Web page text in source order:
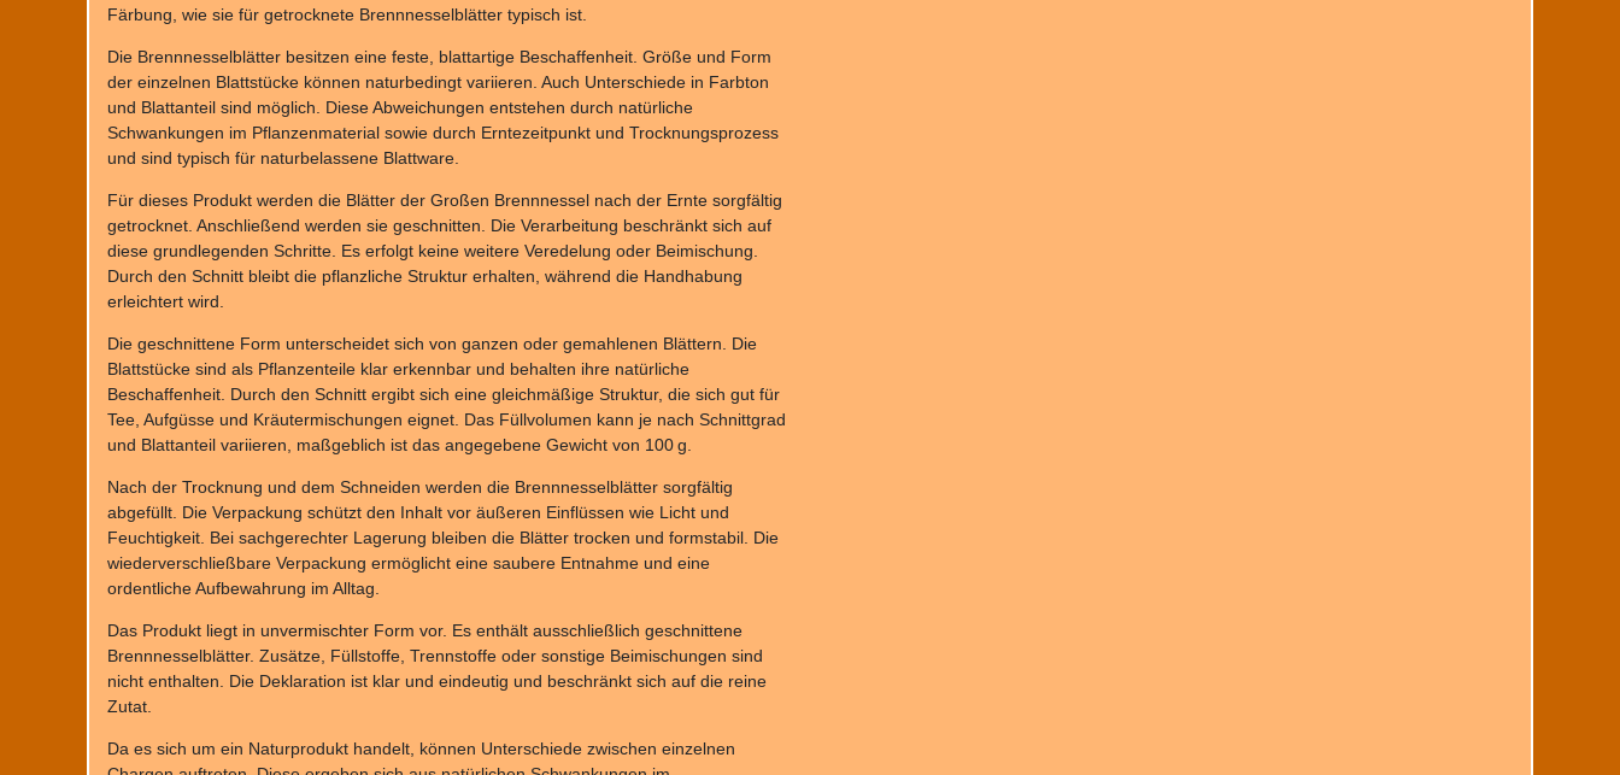
Färbung, wie sie für getrocknete Brennnesselblätter typisch ist.
Die Brennnesselblätter besitzen eine feste, blattartige Beschaffenheit. Größe und Form
der einzelnen Blattstücke können naturbedingt variieren. Auch Unterschiede in Farbton
und Blattanteil sind möglich. Diese Abweichungen entstehen durch natürliche
Schwankungen im Pflanzenmaterial sowie durch Erntezeitpunkt und Trocknungsprozess
und sind typisch für naturbelassene Blattware.
Für dieses Produkt werden die Blätter der Großen Brennnessel nach der Ernte sorgfältig
getrocknet. Anschließend werden sie geschnitten. Die Verarbeitung beschränkt sich auf
diese grundlegenden Schritte. Es erfolgt keine weitere Veredelung oder Beimischung.
Durch den Schnitt bleibt die pflanzliche Struktur erhalten, während die Handhabung
erleichtert wird.
Die geschnittene Form unterscheidet sich von ganzen oder gemahlenen Blättern. Die
Blattstücke sind als Pflanzenteile klar erkennbar und behalten ihre natürliche
Beschaffenheit. Durch den Schnitt ergibt sich eine gleichmäßige Struktur, die sich gut für
Tee, Aufgüsse und Kräutermischungen eignet. Das Füllvolumen kann je nach Schnittgrad
und Blattanteil variieren, maßgeblich ist das angegebene Gewicht von 100 g.
Nach der Trocknung und dem Schneiden werden die Brennnesselblätter sorgfältig
abgefüllt. Die Verpackung schützt den Inhalt vor äußeren Einflüssen wie Licht und
Feuchtigkeit. Bei sachgerechter Lagerung bleiben die Blätter trocken und formstabil. Die
wiederverschließbare Verpackung ermöglicht eine saubere Entnahme und eine
ordentliche Aufbewahrung im Alltag.
Das Produkt liegt in unvermischter Form vor. Es enthält ausschließlich geschnittene
Brennnesselblätter. Zusätze, Füllstoffe, Trennstoffe oder sonstige Beimischungen sind
nicht enthalten. Die Deklaration ist klar und eindeutig und beschränkt sich auf die reine
Zutat.
Da es sich um ein Naturprodukt handelt, können Unterschiede zwischen einzelnen